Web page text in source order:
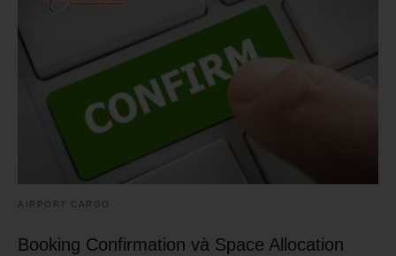
AIRPORT CARGO
Booking Confirmation và Space Allocation